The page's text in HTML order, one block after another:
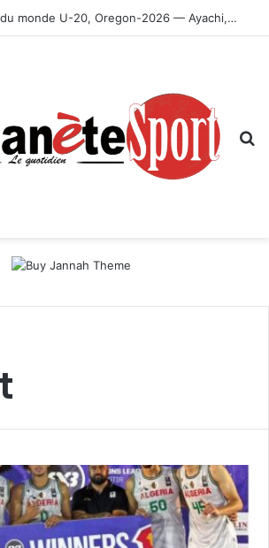
Championnats du monde U-20, Oregon-2026 — Ayachi, Dissa, Touahria et Ghezali en finale